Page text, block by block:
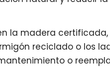
la madera
reciclado o los
o